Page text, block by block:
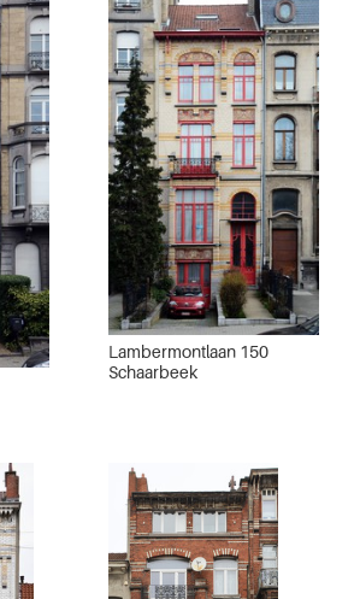
Lambermontlaan 150
Schaarbeek